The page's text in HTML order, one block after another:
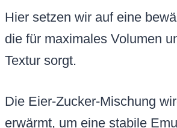
Hier setzen wir auf eine
die für maximales Volumen
Textur sorgt.
Die Eier-Zucker-Mischung
erwärmt, um eine stabile